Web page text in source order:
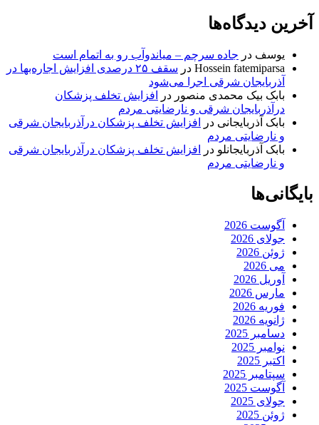
آخرین دیدگاه‌ها
یوسف در جاده سرچم – میاندوآب رو به اتمام است
Hossein fatemiparsa در
سقف ۲۵ درصدی افزایش اجاره‌بها در
آذربایجان شرقی اجرا می‌شود
بابک بیک محمدی منصور در
افزایش تخلف پزشکان
درآذربایجان شرقی و نارضایتی مردم
بابک آذربایجانی در
افزایش تخلف پزشکان درآذربایجان شرقی
و نارضایتی مردم
بابک آذربایجانلو در
افزایش تخلف پزشکان درآذربایجان شرقی
و نارضایتی مردم
بایگانی‌ها
آگوست 2026
جولای 2026
ژوئن 2026
می 2026
آوریل 2026
مارس 2026
فوریه 2026
ژانویه 2026
دسامبر 2025
نوامبر 2025
اکتبر 2025
سپتامبر 2025
آگوست 2025
جولای 2025
ژوئن 2025